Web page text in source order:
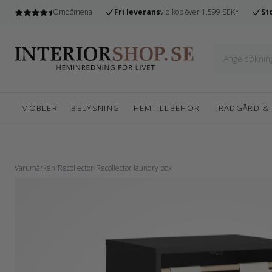
Omdömena Fri leveransvid köp över 1.599 SEK*
MÖBLER BELYSNING HEMTILLBEHÖR TRÄDGÅRD &
Varumärken Recollector Recollector laundry box